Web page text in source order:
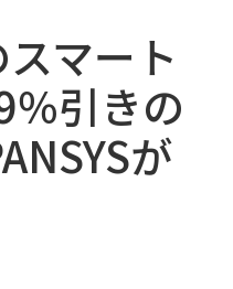
マート
％引きの
が